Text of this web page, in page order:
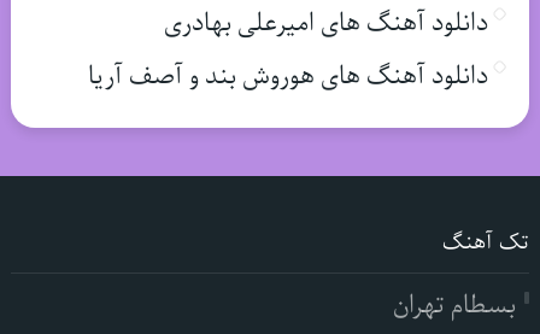
دانلود آهنگ های امیرعلی بهادری
دانلود آهنگ های هوروش بند و آصف آریا
تک آهنگ
بسطام تهران